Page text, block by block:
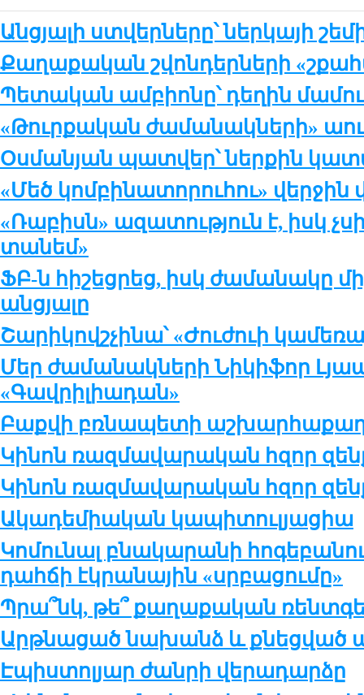
Անցյալի ստվերները՝ ներկայի
Քաղաքական շվոնդերների
Պետական ամբիոնը՝ դեղին
«Թուրքական ժամանակների»
Օսմանյան պատվեր՝ ներքին
«Մեծ կոմբինատորուհու» վերջին
«Ռաբիսն» ազատություն է, իսկ
տանեմ»
ՖԲ-ն հիշեցրեց, իսկ ժամանակը
անցյալը
Շարիկովշչինա՝ «Ժուժուի
Մեր ժամանակների Նիկիֆոր
«Գավրիլիադան»
Բաքվի բռնապետի
Կինոն ռազմավարական հզոր
Կինոն ռազմավարական հզոր
Ակադեմիական կապիտուլյացիա
Կոմունալ բնակարանի
դահճի էկրանային «սրբացումը»
Պրա՞նկ, թե՞ քաղաքական
Արթնացած նախանձ և քնեցված
Էպիստոլյար ժանրի վերադարձը